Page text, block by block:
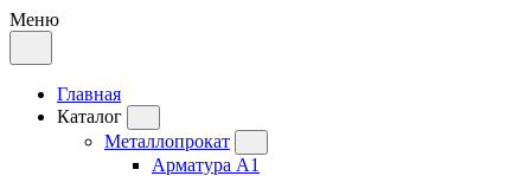
Меню
Главная
Каталог
Металлопрокат
Арматура А1